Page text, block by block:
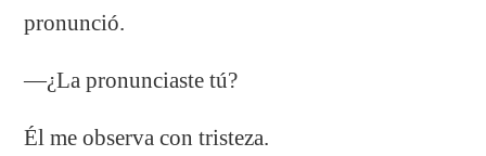
pronunció.
—¿La pronunciaste tú?
Él me observa con tristeza.